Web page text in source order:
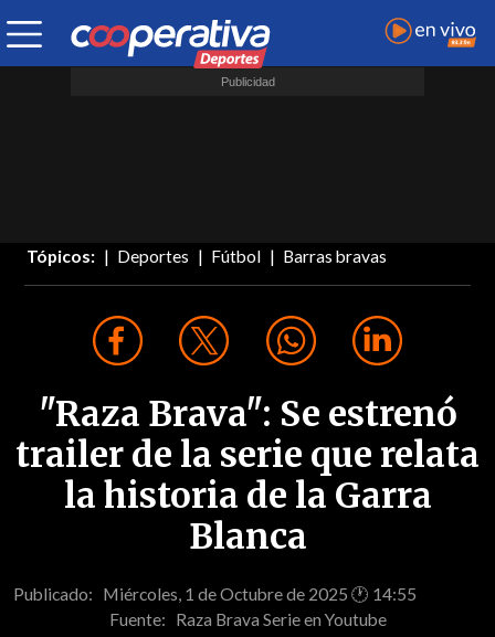
Tópicos: Deportes Fútbol Barras bravas
"Raza Brava": Se estrenó
trailer de la serie que relata
la historia de la Garra
Blanca
Publicado: Miércoles, 1 de Octubre de 2025 🕐 14:55
Fuente: Raza Brava Serie en Youtube